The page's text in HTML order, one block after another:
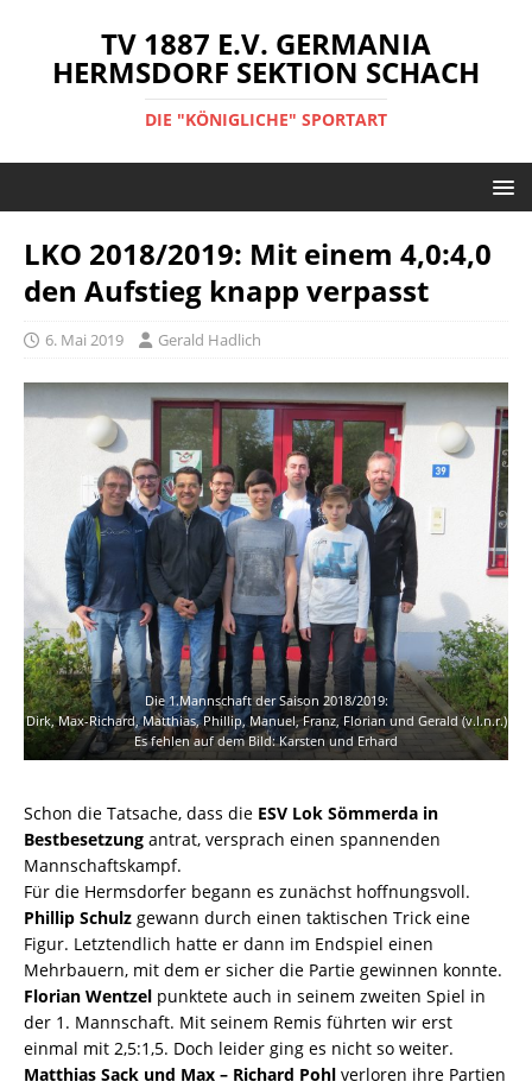
TV 1887 E.V. GERMANIA
HERMSDORF SEKTION SCHACH
DIE "KÖNIGLICHE" SPORTART
LKO 2018/2019: Mit einem 4,0:4,0
den Aufstieg knapp verpasst
6. Mai 2019 Gerald Hadlich
Die 1.Mannschaft der Saison 2018/2019:
Dirk, Max-Richard, Matthias, Phillip, Manuel, Franz, Florian und Gerald (v.l.n.r.)
Es fehlen auf dem Bild: Karsten und Erhard
Schon die Tatsache, dass die ESV Lok Sömmerda in
Bestbesetzung antrat, versprach einen spannenden
Mannschaftskampf.
Für die Hermsdorfer begann es zunächst hoffnungsvoll.
Phillip Schulz gewann durch einen taktischen Trick eine
Figur. Letztendlich hatte er dann im Endspiel einen
Mehrbauern, mit dem er sicher die Partie gewinnen konnte.
Florian Wentzel punktete auch in seinem zweiten Spiel in
der 1. Mannschaft. Mit seinem Remis führten wir erst
einmal mit 2,5:1,5. Doch leider ging es nicht so weiter.
Matthias Sack und Max – Richard Pohl verloren ihre Partien